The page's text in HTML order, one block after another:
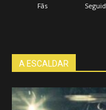
Fãs
A ESCALDAR